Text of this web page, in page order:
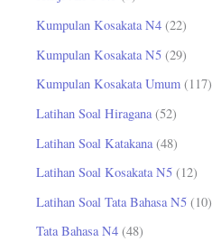
Kumpulan Kosakata N4 (22)
Kumpulan Kosakata N5 (29)
Kumpulan Kosakata Umum (117)
Latihan Soal Hiragana(52)
Latihan Soal Katakana (48)
Latihan Soal Kosakata N5 (12)
Latihan Soal Tata Bahasa N5 (10)
Tata Bahasa N4 (48)